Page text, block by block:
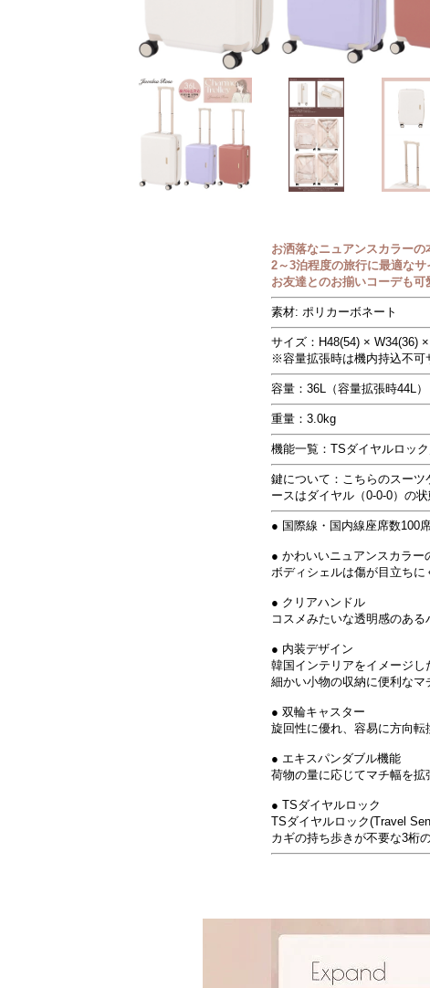
お洒落なニュアンスカラーの
2～3泊程度の旅行に最適な
お友達とのお揃いコーデも可
素材: ポリカーボネート
サイズ：H48(54) × W34(36)
※容量拡張時は機内持込不可
容量：36L（容量拡張時44L）
重量：3.0kg
機能一覧：TSダイヤルロッ
鍵について：こちらのスー
ースはダイヤル（0-0-0）の
● 国際線・国内線座席数100
● かわいいニュアンスカラー
ボディシェルは傷が目立ちに
● クリアハンドル
コスメみたいな透明感のある
● 内装デザイン
韓国インテリアをイメージし
細かい小物の収納に便利なマ
● 双輪キャスター
旋回性に優れ、容易に方向転
● エキスパンダブル機能
荷物の量に応じてマチ幅を拡
● TSダイヤルロック
TSダイヤルロック(Travel
カギの持ち歩きが不要な3桁